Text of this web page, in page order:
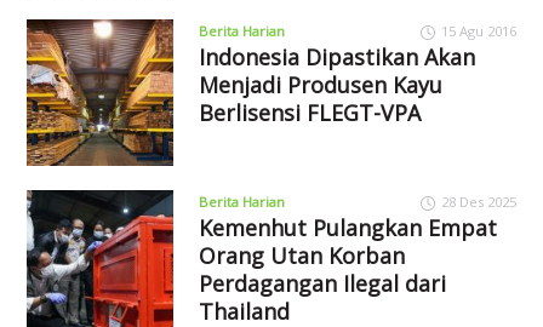
Berita Harian 15 Agu 2016
Indonesia Dipastikan Akan
Menjadi Produsen Kayu
Berlisensi FLEGT-VPA
Berita Harian 28 Des 2025
Kemenhut Pulangkan Empat
Orang Utan Korban
Perdagangan Ilegal dari
Thailand